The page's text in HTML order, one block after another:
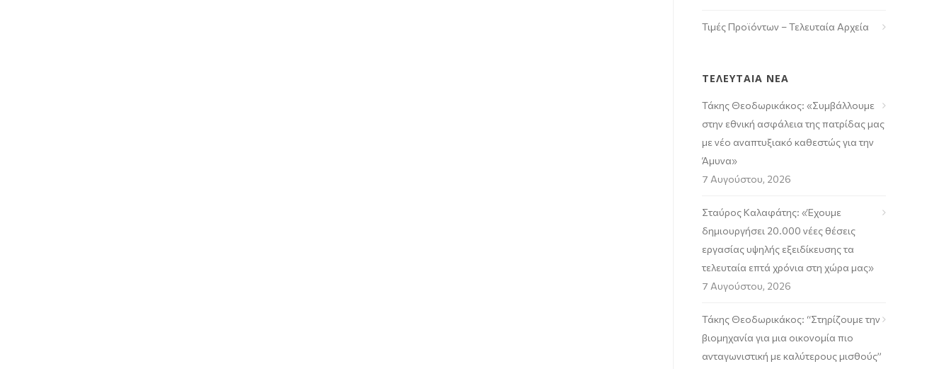
Τιμές Προϊόντων – Τελευταία Αρχεία
ΤΕΛΕΥΤΑΙΑ ΝΕΑ
Τάκης Θεοδωρικάκος: «Συμβάλλουμε
στην εθνική ασφάλεια της πατρίδας μας
με νέο αναπτυξιακό καθεστώς για την
Άμυνα»
7 Αυγούστου, 2026
Σταύρος Καλαφάτης: «Έχουμε
δημιουργήσει 20.000 νέες θέσεις
εργασίας υψηλής εξειδίκευσης τα
τελευταία επτά χρόνια στη χώρα μας»
7 Αυγούστου, 2026
Τάκης Θεοδωρικάκος: “Στηρίζουμε την
βιομηχανία για μια οικονομία πιο
ανταγωνιστική με καλύτερους μισθούς”